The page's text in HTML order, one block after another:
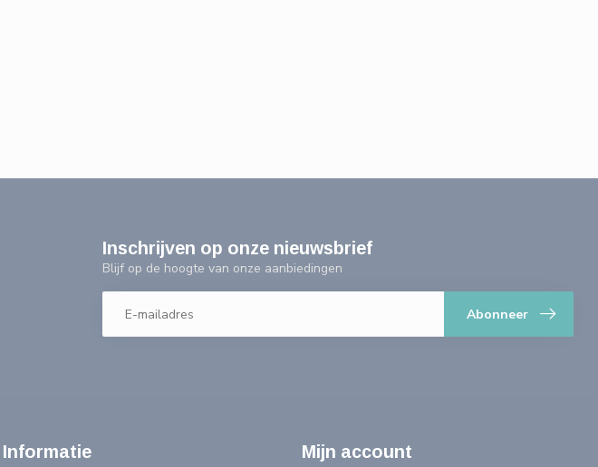
Inschrijven op onze nieuwsbrief
Blijf op de hoogte van onze aanbiedingen
Abonneer
Informatie Mijn account